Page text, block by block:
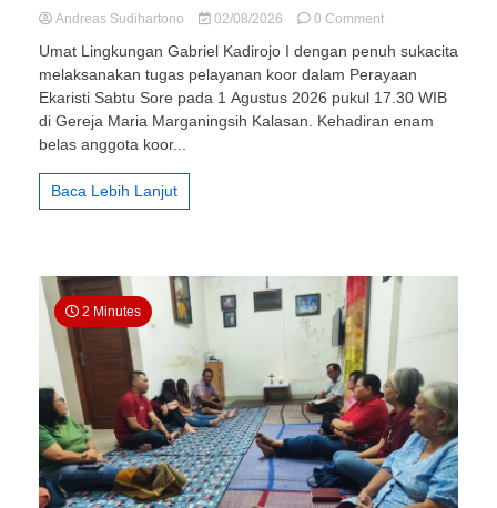
Andreas Sudihartono 02/08/2026 0 Commenton
St.
Gabriel
Kadirojo
I:
Umat Lingkungan Gabriel Kadirojo I dengan penuh sukacita
melaksanakan tugas pelayanan koor dalam Perayaan
Ekaristi Sabtu Sore pada 1 Agustus 2026 pukul 17.30 WIB
di Gereja Maria Marganingsih Kalasan. Kehadiran enam
belas anggota koor...
Baca Lebih Lanjut
2 Minutes